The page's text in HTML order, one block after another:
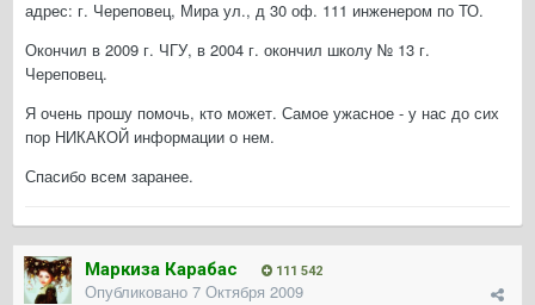
адрес: г. Череповец, Мира ул., д 30 оф. 111 инженером по ТО.
Окончил в 2009 г. ЧГУ, в 2004 г. окончил школу № 13 г.
Череповец.
Я очень прошу помочь, кто может. Самое ужасное - у нас до сих
пор НИКАКОЙ информации о нем.
Спасибо всем заранее.
Маркиза Карабас 111 542
Опубликовано 7 Октября 2009